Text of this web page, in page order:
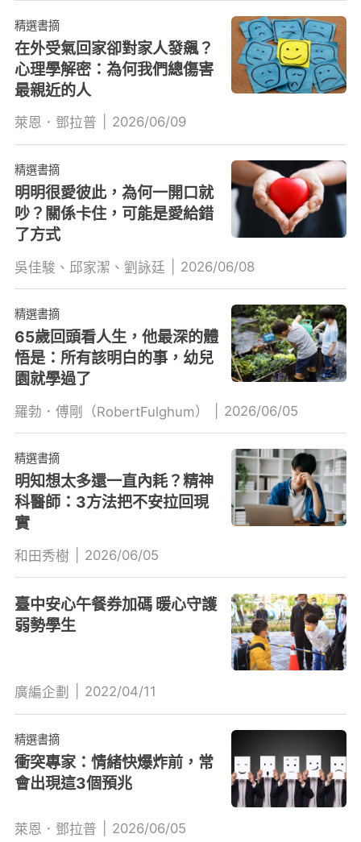
精選書摘
在外受氣回家卻對家人發飆？
心理學解密：為何我們總傷害
最親近的人
萊恩．鄧拉普 2026/06/09
精選書摘
明明很愛彼此，為何一開口就
吵？關係卡住，可能是愛給錯
了方式
吳佳駿、邱家潔、劉詠廷 2026/06/08
精選書摘
65歲回頭看人生，他最深的體
悟是：所有該明白的事，幼兒
園就學過了
羅勃．傅剛（RobertFulghum） 2026/06/05
精選書摘
明知想太多還一直內耗？精神
科醫師：3方法把不安拉回現
實
和田秀樹 2026/06/05
臺中安心午餐券加碼 暖心守護
弱勢學生
廣編企劃 2022/04/11
精選書摘
衝突專家：情緒快爆炸前，常
會出現這3個預兆
萊恩．鄧拉普 2026/06/05